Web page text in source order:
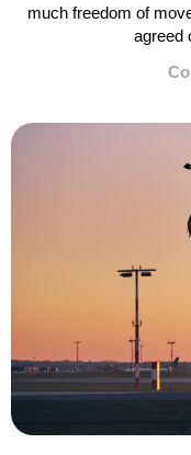
much freedom of
agreed